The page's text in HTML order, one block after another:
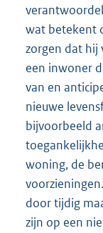
wat betekent
zorgen dat hij
een inwoner
van en
nieuwe
bijvoorbeeld
woning, de
door tijdig
zijn op een